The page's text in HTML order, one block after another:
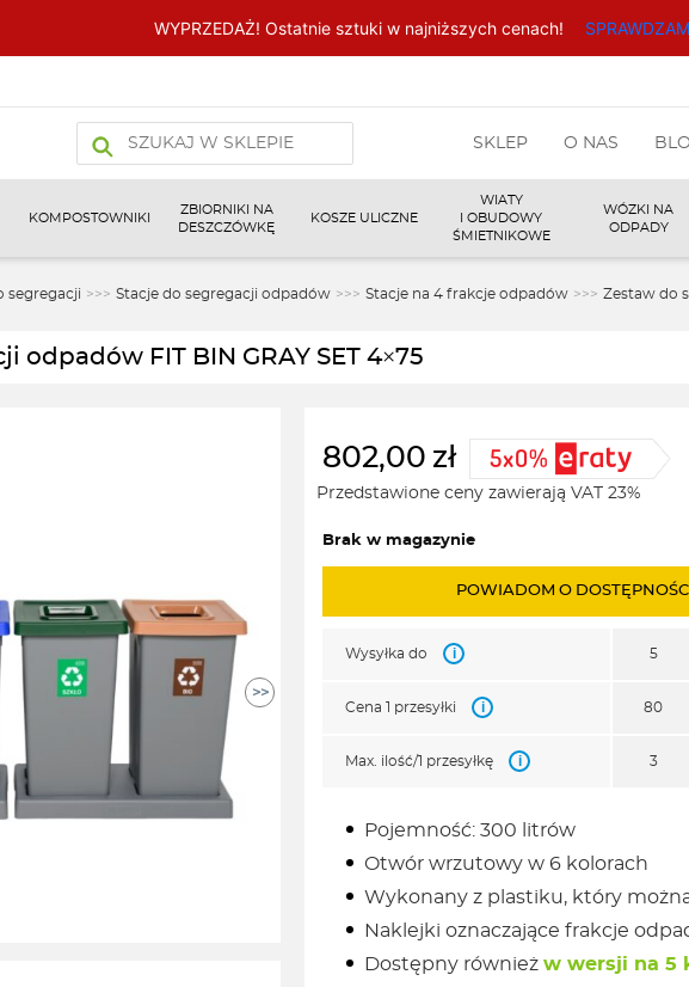
WYPRZEDAŻ! Ostatnie sztuki w najniższych cenach! SPRAWDZAM
produktów
SKLEP O NAS
KOMPOSTOWNIKI
ZBIORNIKI NA
DESZCZÓWKĘ
KOSZE ULICZNE
WIATY
I OBUDOWY
ŚMIETNIKOWE
WÓZKI NA
ODPADY
segregacji >>> Stacje do segregacji odpadów >>> Stacje na 4 frakcje odpadów >>> Zestaw do
odpadów FIT BIN GRAY SET 4×75
>>
802,00 zł
Przedstawione ceny zawierają VAT 23%
Brak w magazynie
POWIADOM O DOSTĘPNOŚCI
Wysyłka do i 5
Cena 1 przesyłki i 80
Max. ilość/1 przesyłkę i 3
Pojemność: 300 litrów
Otwór wrzutowy w 6 kolorach
Wykonany z plastiku, który
Naklejki oznaczające frakcje
Dostępny również w wersji na 5